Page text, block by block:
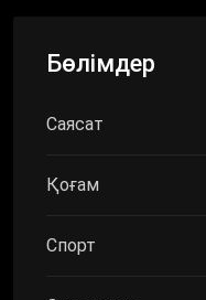
Бөлімдер
Саясат
Қоғам
Спорт